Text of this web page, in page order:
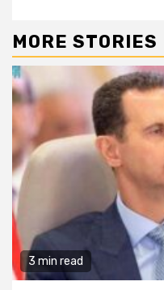
MORE STORIES
3 min read